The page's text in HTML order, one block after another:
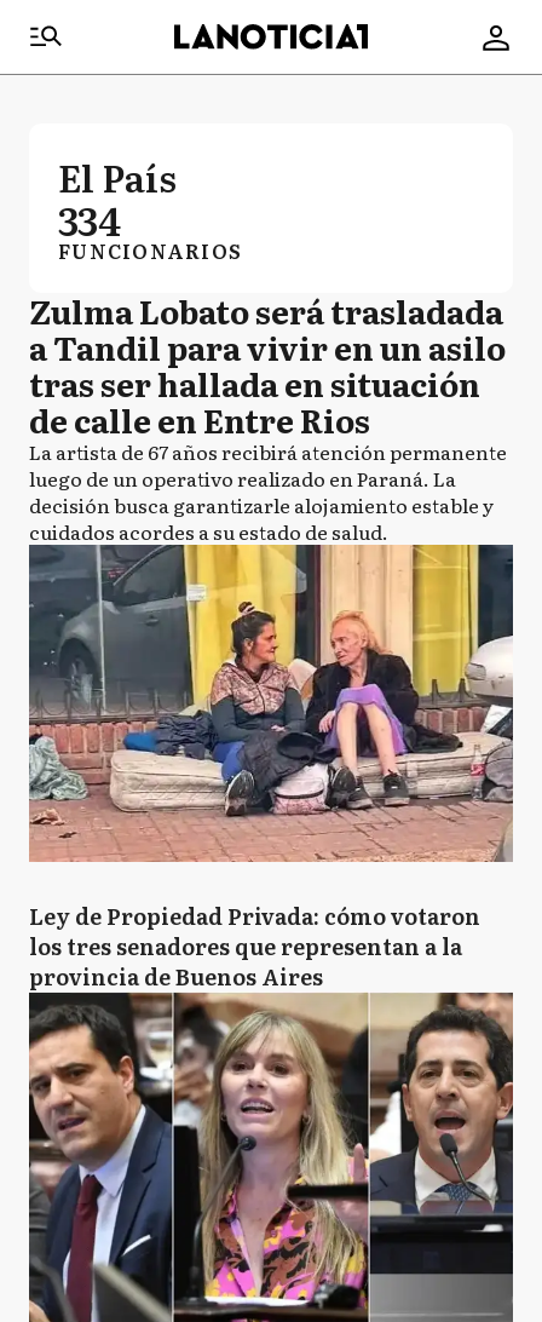
El País
334
FUNCIONARIOS
Zulma Lobato será trasladada
a Tandil para vivir en un asilo
tras ser hallada en situación
de calle en Entre Rios
La artista de 67 años recibirá atención permanente
luego de un operativo realizado en Paraná. La
decisión busca garantizarle alojamiento estable y
cuidados acordes a su estado de salud.
Ley de Propiedad Privada: cómo votaron
los tres senadores que representan a la
provincia de Buenos Aires